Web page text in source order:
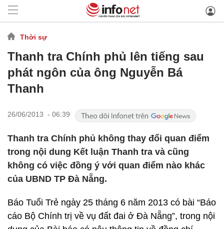
Thời sự
Thanh tra Chính phủ lên tiếng sau
phát ngôn của ông Nguyễn Bá
Thanh
26/06/2013 - 06:39
Thanh tra Chính phủ không thay đổi quan điểm
trong nội dung Kết luận Thanh tra và cũng
không có việc đồng ý với quan điểm nào khác
của UBND TP Đà Nẵng.
Báo Tuổi Trẻ ngày 25 tháng 6 năm 2013 có bài “Báo
cáo Bộ Chính trị về vụ đất đai ở Đà Nẵng”, trong nội